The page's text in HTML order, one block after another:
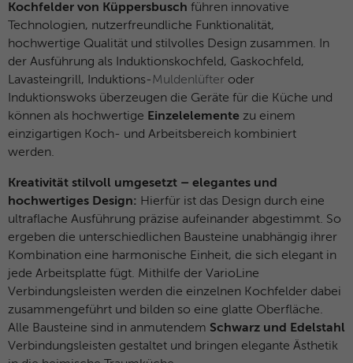
Kochfelder von Küppersbusch führen innovative
Technologien, nutzerfreundliche Funktionalität,
hochwertige Qualität und stilvolles Design zusammen. In
der Ausführung als Induktionskochfeld, Gaskochfeld,
Lavasteingrill, Induktions-Muldenlüfter oder
Induktionswoks überzeugen die Geräte für die Küche und
können als hochwertige Einzelelemente zu einem
einzigartigen Koch- und Arbeitsbereich kombiniert
werden.
Kreativität stilvoll umgesetzt – elegantes und
hochwertiges Design: Hierfür ist das Design durch eine
ultraflache Ausführung präzise aufeinander abgestimmt. So
ergeben die unterschiedlichen Bausteine unabhängig ihrer
Kombination eine harmonische Einheit, die sich elegant in
jede Arbeitsplatte fügt. Mithilfe der VarioLine
Verbindungsleisten werden die einzelnen Kochfelder dabei
zusammengeführt und bilden so eine glatte Oberfläche.
Alle Bausteine sind in anmutendem Schwarz und Edelstahl
Verbindungsleisten gestaltet und bringen elegante Ästhetik
Anbieter Microsoft Clarity
Laufzeit
Zweck Gibt an, ob MUID aktualisiert werden soll.
Name MUID
Laufzeit 1 Jahr
Zweck
Identifiziert eindeutige Webbrowser, die
Microsoft-Websites besuchen. Dieses
Cookies wird für Werbung, Website-
Analysen und andere betriebliche Zwecke
verwendet.
Name SM